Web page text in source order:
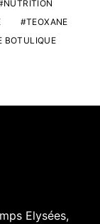
NUTRITION
TEOXANE
BOTULIQUE
Elysées,